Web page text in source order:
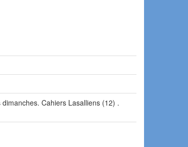
Cahiers Lasalliens (12) .